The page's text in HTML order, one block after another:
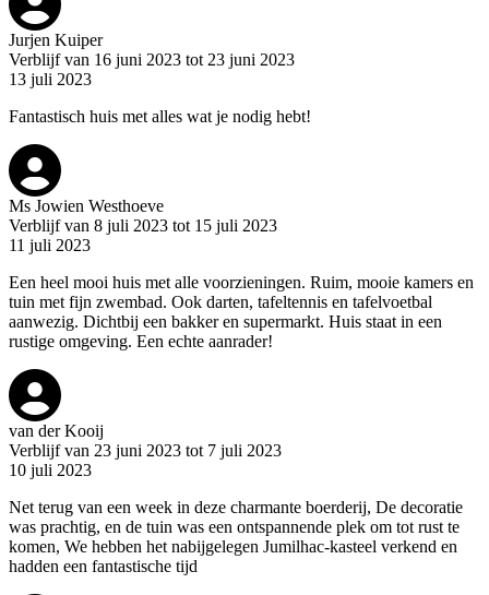
Jurjen Kuiper
Verblijf van 16 juni 2023 tot 23 juni 2023
13 juli 2023
Fantastisch huis met alles wat je nodig hebt!
Ms Jowien Westhoeve
Verblijf van 8 juli 2023 tot 15 juli 2023
11 juli 2023
Een heel mooi huis met alle voorzieningen. Ruim, mooie kamers en
tuin met fijn zwembad. Ook darten, tafeltennis en tafelvoetbal
aanwezig. Dichtbij een bakker en supermarkt. Huis staat in een
rustige omgeving. Een echte aanrader!
van der Kooij
Verblijf van 23 juni 2023 tot 7 juli 2023
10 juli 2023
Net terug van een week in deze charmante boerderij, De decoratie
was prachtig, en de tuin was een ontspannende plek om tot rust te
komen, We hebben het nabijgelegen Jumilhac-kasteel verkend en
hadden een fantastische tijd